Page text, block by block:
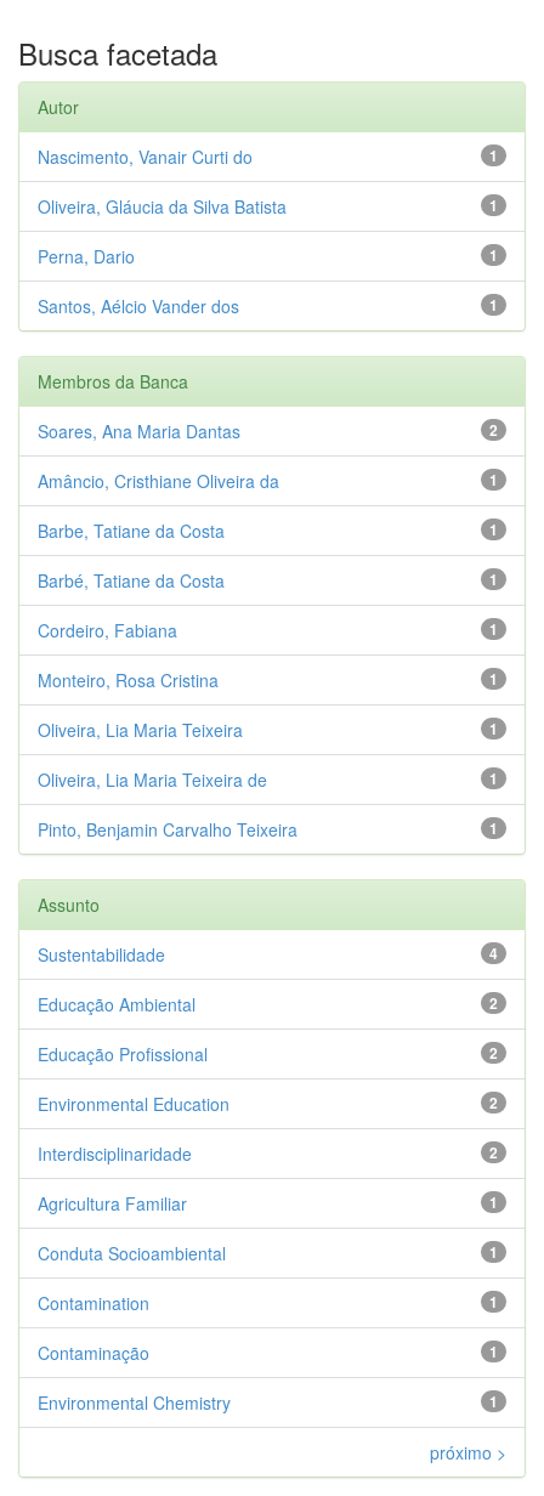
Busca facetada
Autor
1
Nascimento, Vanair Curti do
1
Oliveira, Gláucia da Silva Batista
1
Perna, Dario
1
Santos, Aélcio Vander dos
Membros da Banca
2
Soares, Ana Maria Dantas
1
Amâncio, Cristhiane Oliveira da
1
Barbe, Tatiane da Costa
1
Barbé, Tatiane da Costa
1
Cordeiro, Fabiana
1
Monteiro, Rosa Cristina
1
Oliveira, Lia Maria Teixeira
1
Oliveira, Lia Maria Teixeira de
1
Pinto, Benjamin Carvalho Teixeira
Assunto
4
Sustentabilidade
2
Educação Ambiental
2
Educação Profissional
2
Environmental Education
2
Interdisciplinaridade
1
Agricultura Familiar
1
Conduta Socioambiental
1
Contamination
1
Contaminação
1
Environmental Chemistry
próximo >